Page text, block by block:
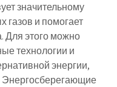
значительному
и помогает
Для этого можно
технологии и
энергии,
Энергосберегающие